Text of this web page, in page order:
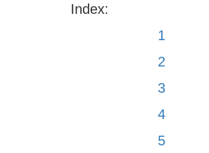
Index:
1
2
3
4
5